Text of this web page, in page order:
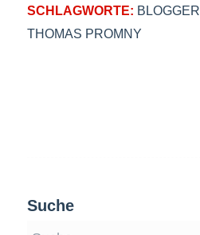
SCHLAGWORTE: BLOGGER
THOMAS PROMNY
Suche